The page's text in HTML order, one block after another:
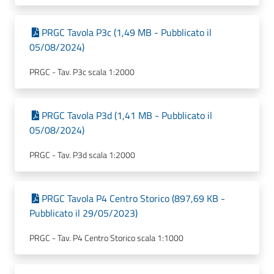
PRGC Tavola P3c (1,49 MB - Pubblicato il
05/08/2024)
PRGC - Tav. P3c scala 1:2000
PRGC Tavola P3d (1,41 MB - Pubblicato il
05/08/2024)
PRGC - Tav. P3d scala 1:2000
PRGC Tavola P4 Centro Storico (897,69 KB -
Pubblicato il 29/05/2023)
PRGC - Tav. P4 Centro Storico scala 1:1000